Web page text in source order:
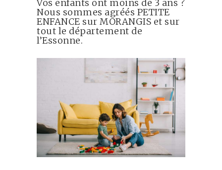
Vos enfants ont moins de 3 ans ?
Nous sommes agréés PETITE
ENFANCE sur MORANGIS et sur
tout le département de
l’Essonne.